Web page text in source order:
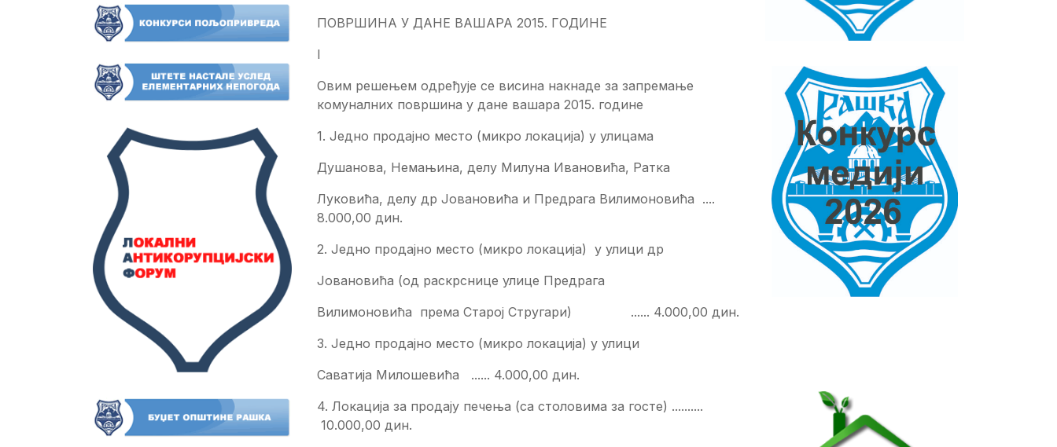
ПОВРШИНА У ДАНЕ ВАШАРА 2015. ГОДИНЕ
I
Овим решењем одређује се висина накнаде за запремање
комуналних површина у дане вашара 2015. године
1. Једно продајно место (микро локација) у улицама
Душанова, Немањина, делу Милуна Ивановића, Ратка
Луковића, делу др Јовановића и Предрага Вилимоновића ....
8.000,00 дин.
2. Једно продајно место (микро локација) у улици др
Јовановића (од раскрснице улице Предрага
Вилимоновића према Старој Стругари) ...... 4.000,00 дин.
3. Једно продајно место (микро локација) у улици
Саватија Милошевића ...... 4.000,00 дин.
4. Локација за продају печења (са столовима за госте) ..........
10.000,00 дин.